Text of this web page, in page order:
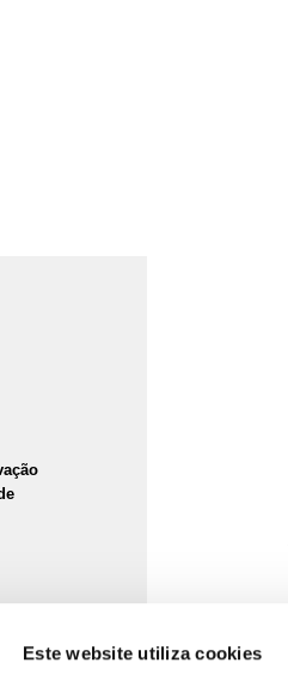
Este website utiliza cookies